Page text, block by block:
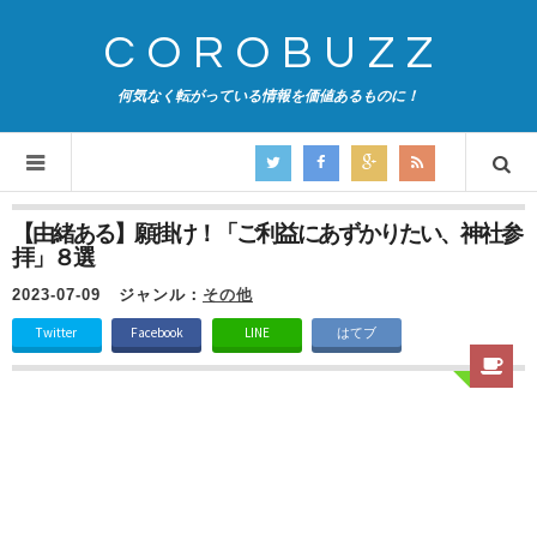
COROBUZZ
何気なく転がっている情報を価値あるものに！
【由緒ある】願掛け！「ご利益にあずかりたい、神社参
拝」８選
2023-07-09 ジャンル： その他
Twitter Facebook LINE はてブ